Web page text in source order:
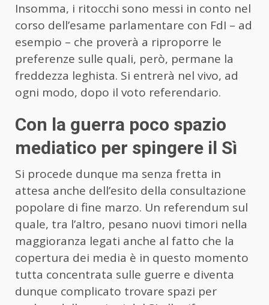
Insomma, i ritocchi sono messi in conto nel
corso dell’esame parlamentare con FdI – ad
esempio – che proverà a riproporre le
preferenze sulle quali, però, permane la
freddezza leghista. Si entrerà nel vivo, ad
ogni modo, dopo il voto referendario.
Con la guerra poco spazio
mediatico per spingere il Sì
Si procede dunque ma senza fretta in
attesa anche dell’esito della consultazione
popolare di fine marzo. Un referendum sul
quale, tra l’altro, pesano nuovi timori nella
maggioranza legati anche al fatto che la
copertura dei media è in questo momento
tutta concentrata sulle guerre e diventa
dunque complicato trovare spazi per